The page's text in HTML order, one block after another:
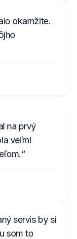
okamžite.
na prvý
veľmi
servis by si
som to